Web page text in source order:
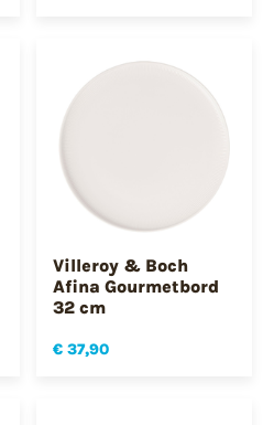
Villeroy & Boch
Afina Gourmetbord
32 cm
€ 37,90